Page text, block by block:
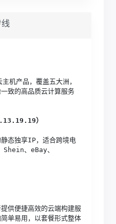
线
机产品，覆盖五大洲，
致的高品质云计算服务
）
态独享IP，适合跨境电
、eBay、
供便捷高效的云端构建服
单易用，以套餐形式整体